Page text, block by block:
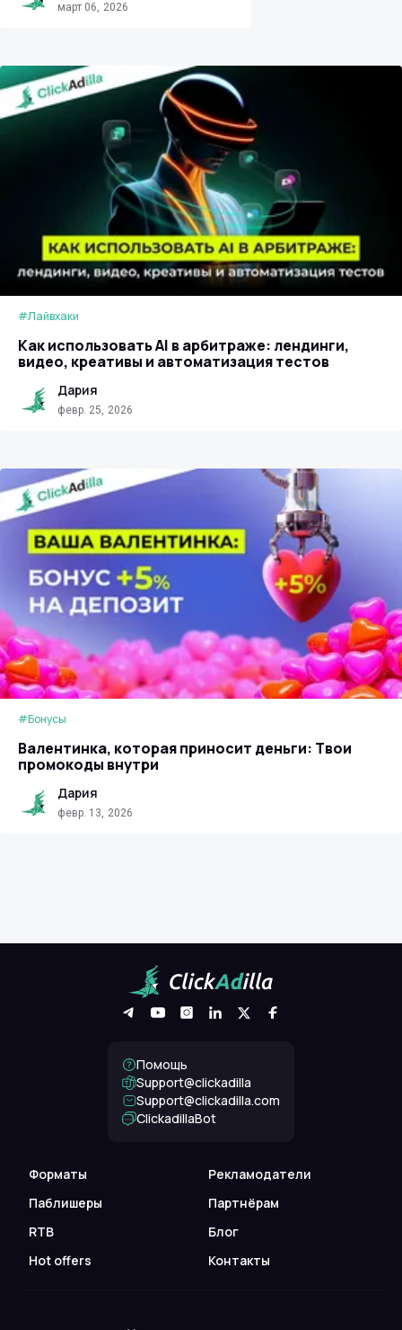
март 06, 2026
#Лайвхаки
Как использовать AI в арбитраже: лендинги,
видео, креативы и автоматизация тестов
Дария
февр. 25, 2026
#Бонусы
Валентинка, которая приносит деньги: Твои
промокоды внутри
Дария
февр. 13, 2026
Форматы
Рекламодатели
Паблишеры
Партнёрам
RTB
Блог
Hot offers
Контакты
Помощь
Support@clickadilla
support@clickadilla.com
ClickadillaBot